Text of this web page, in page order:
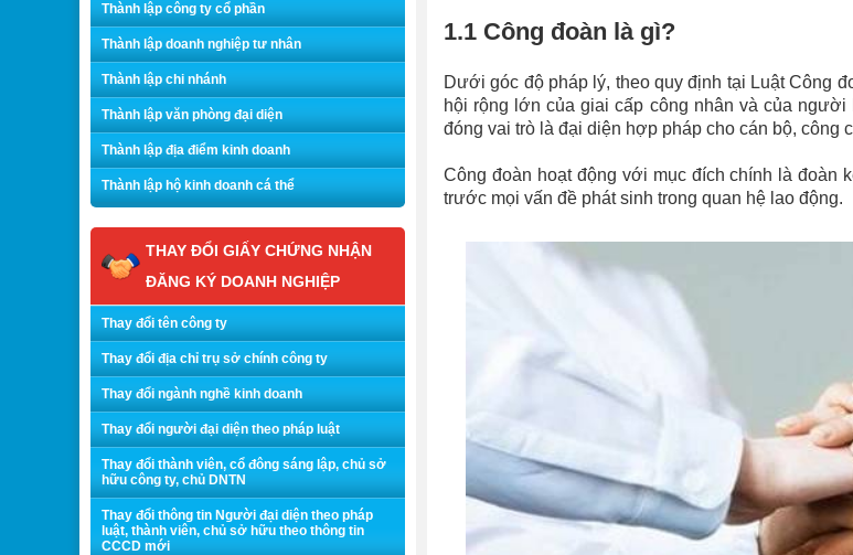
1.1 Công đoàn là gì?
Dưới góc độ pháp lý, theo quy định tại Luật Công
hội rộng lớn của giai cấp công nhân và của
đóng vai trò là đại diện hợp pháp cho cán bộ,
Công đoàn hoạt động với mục đích chính là
trước mọi vấn đề phát sinh trong quan hệ lao động.
Thành lập công ty cổ phần
Thành lập doanh nghiệp tư nhân
Thành lập chi nhánh
Thành lập văn phòng đại diện
Thành lập địa điểm kinh doanh
Thành lập hộ kinh doanh cá thể
THAY ĐỔI GIẤY CHỨNG NHẬN
ĐĂNG KÝ DOANH NGHIỆP
Thay đổi tên công ty
Thay đổi địa chỉ trụ sở chính công ty
Thay đổi ngành nghề kinh doanh
Thay đổi người đại diện theo pháp luật
Thay đổi thành viên, cổ đông sáng lập, chủ sở
hữu công ty, chủ DNTN
Thay đổi thông tin Người đại diện theo pháp
luật, thành viên, chủ sở hữu theo thông tin
CCCD mới